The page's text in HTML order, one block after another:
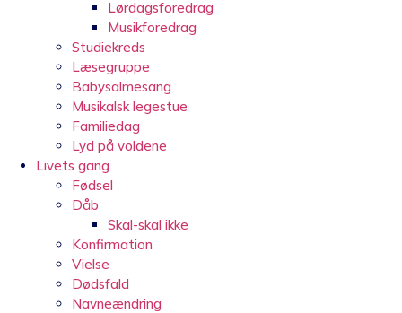
Lørdagsforedrag
Musikforedrag
Studiekreds
Læsegruppe
Babysalmesang
Musikalsk legestue
Familiedag
Lyd på voldene
Livets gang
Fødsel
Dåb
Skal-skal ikke
Konfirmation
Vielse
Dødsfald
Navneændring